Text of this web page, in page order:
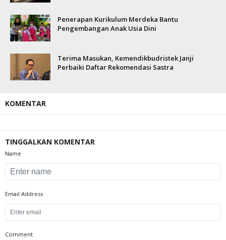
Penerapan Kurikulum Merdeka Bantu
Pengembangan Anak Usia Dini
Terima Masukan, Kemendikbudristek Janji
Perbaiki Daftar Rekomendasi Sastra
KOMENTAR
TINGGALKAN KOMENTAR
Name
Email Address
Comment